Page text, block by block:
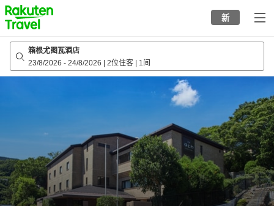
to
top
page
新
箱根尤图瓦酒店
23/8/2026 - 24/8/2026 2位住客 1间